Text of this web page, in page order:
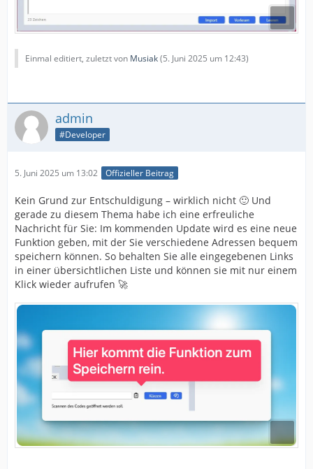
Einmal editiert, zuletzt von Musiak(5. Juni 2025 um 12:43)
admin
#Developer
5. Juni 2025 um 13:02 Offizieller Beitrag
Kein Grund zur Entschuldigung – wirklich nicht 🙂 Und
gerade zu diesem Thema habe ich eine erfreuliche
Nachricht für Sie: Im kommenden Update wird es eine neue
Funktion geben, mit der Sie verschiedene Adressen bequem
speichern können. So behalten Sie alle eingegebenen Links
in einer übersichtlichen Liste und können sie mit nur einem
Klick wieder aufrufen 🚀